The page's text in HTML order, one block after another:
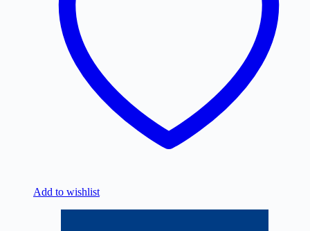
Add to wishlist